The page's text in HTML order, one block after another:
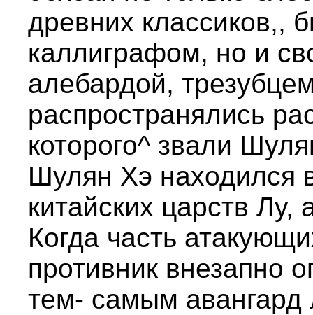
древних классиков,,
каллиграфом, но и
алебардой,
распространялись
которого^ звали
Шулян Хэ находился
китайских царств
Когда часть
противник внезапно
тем- самым авангард